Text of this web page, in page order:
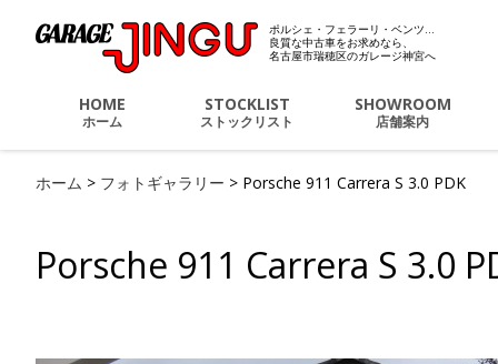
ポルシェ・フェラーリ
ポルシェ・フェラーリ・ベンツ…
良質な中古車をお求めなら、
名古屋市瑞穂区のガレージ神宮へ
HOME
ホーム
STOCKLIST
ストックリスト
SHOWROOM
店舗案内
ホーム > フォトギャラリー > Porsche 911 Carrera S 3.0 PDK
Porsche 911 Carrera S 3.0